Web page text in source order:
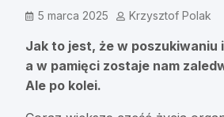
5 marca 2025 Krzysztof Polak
Jak to jest, że w
a w pamięci zostaje nam
Ale po kolei.